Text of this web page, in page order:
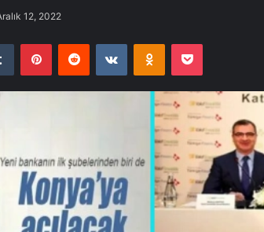
12, 2022
Tumblr PinterestReddit VKontakteOdnoklassniki
Pocket